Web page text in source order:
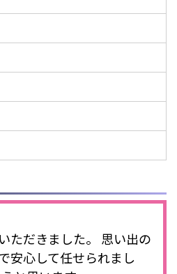
ただきました。 思い出の
安心して任せられまし